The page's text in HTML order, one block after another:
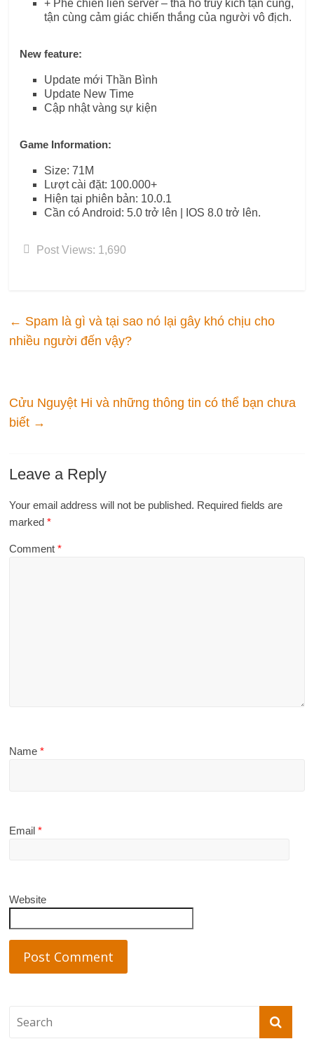
+ Phe chiến liên server – tha hồ truy kích tận cùng,
tận cùng cảm giác chiến thắng của người vô địch.
New feature:
Update mới Thần Bình
Update New Time
Cập nhật vàng sự kiện
Game Information:
Size: 71M
Lượt cài đặt: 100.000+
Hiện tại phiên bản: 10.0.1
Cần có Android: 5.0 trở lên | IOS 8.0 trở lên.
Post Views: 1,690
← Spam là gì và tại sao nó lại gây khó chịu cho
nhiều người đến vậy?
Cửu Nguyệt Hi và những thông tin có thể bạn chưa
biết →
Leave a Reply
Your email address will not be published. Required fields are
marked*
Comment*
Name*
Email*
Website